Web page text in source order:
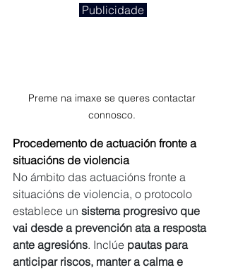
Publicidade
Preme na imaxe se queres contactar
connosco.
Procedemento de actuación fronte a
situacións de violencia
No ámbito das actuacións fronte a
situacións de violencia, o protocolo
establece un sistema progresivo que
vai desde a prevención ata a resposta
ante agresións. Inclúe pautas para
anticipar riscos, manter a calma e